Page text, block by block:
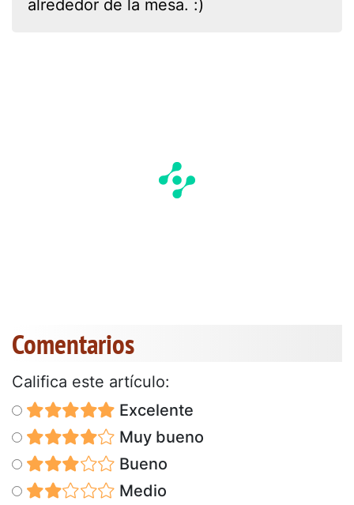
alrededor de la mesa. :)
Comentarios
Califica este artículo:
Excelente
Muy bueno
Bueno
Medio